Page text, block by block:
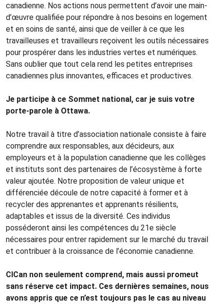
canadienne. Nos actions nous permettent d’avoir une main-
d’œuvre qualifiée pour répondre à nos besoins en logement
et en soins de santé, ainsi que de veiller à ce que les
travailleuses et travailleurs reçoivent les outils nécessaires
pour prospérer dans les industries vertes et numériques.
Sans oublier que tout cela rend les petites entreprises
canadiennes plus innovantes, efficaces et productives.
Je participe à ce Sommet national, car je suis votre
porte-parole à Ottawa.
Notre travail à titre d’association nationale consiste à faire
comprendre aux responsables, aux décideurs, aux
employeurs et à la population canadienne que les collèges
et instituts sont des partenaires de l’écosystème à forte
valeur ajoutée. Notre proposition de valeur unique et
différenciée découle de notre capacité à former et à
recycler des apprenantes et apprenants résilients,
adaptables et issus de la diversité. Ces individus
posséderont ainsi les compétences du 21e siècle
nécessaires pour entrer rapidement sur le marché du travail
et contribuer à la croissance de l’économie canadienne.
CICan non seulement comprend, mais aussi promeut
sans réserve cet impact. Ces dernières semaines, nous
avons appris que ce n’est toujours pas le cas au niveau